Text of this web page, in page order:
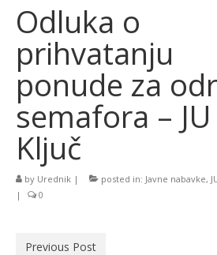
Službeni glasnici
Javne nabavke
Značajni datumi i manifestacije
Program energetske
sektoru
Odluka o
prihvatanju
ponude za
semafora – JU
Ključ
by Urednik | posted in: Javne nabavke,
|
0
Previous Post